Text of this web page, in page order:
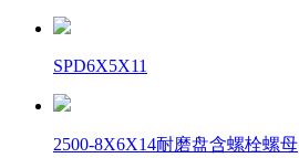
SPD6X5X11
2500-8X6X14耐磨盘含螺栓螺母